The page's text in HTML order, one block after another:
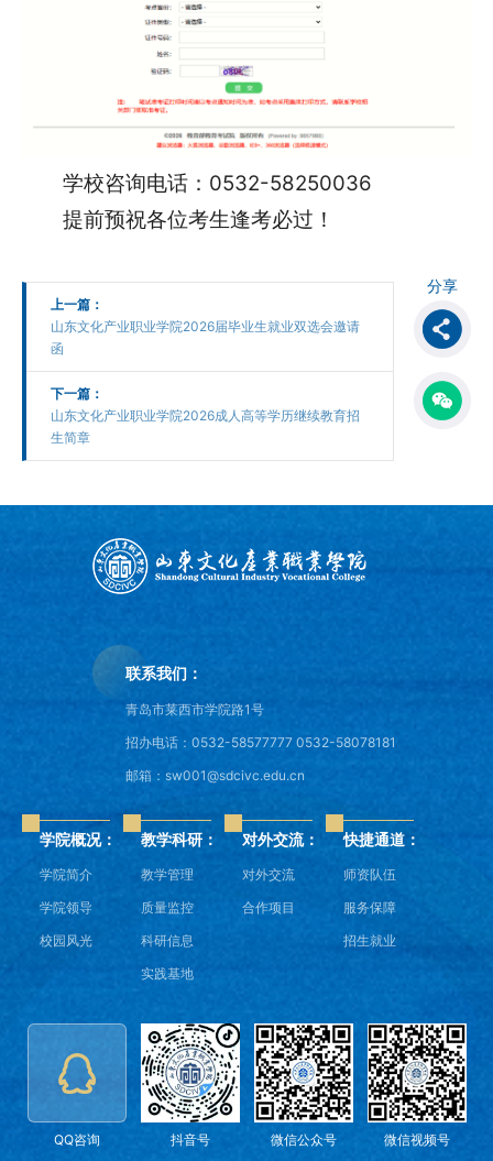
学校咨询电话：0532-58250036
提前预祝各位考生逢考必过！
上一篇：
山东文化产业职业学院2026届毕业生就业双选会邀请
函
下一篇：
山东文化产业职业学院2026成人高等学历继续教育招
生简章
分享
联系我们：
青岛市莱西市学院路1号
招办电话：0532-58577777 0532-58078181
邮箱：sw001@sdcivc.edu.cn
学院概况：
学院简介
学院领导
校园风光
教学科研：
教学管理
质量监控
科研信息
实践基地
对外交流：
对外交流
合作项目
快捷通道：
师资队伍
服务保障
招生就业
QQ咨询 抖音号 微信公众号 微信视频号